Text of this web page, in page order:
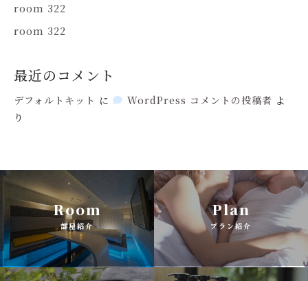
room 322
room 322
最近のコメント
デフォルトキット に WordPress コメントの投稿者 よ
り
Room
部屋紹介
Plan
プラン紹介